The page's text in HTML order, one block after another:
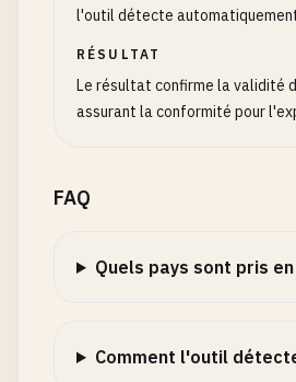
l'outil détecte
RÉSULTAT
Le résultat confirme la validité
assurant la conformité pour
FAQ
Quels pays sont pris
Comment l'outil